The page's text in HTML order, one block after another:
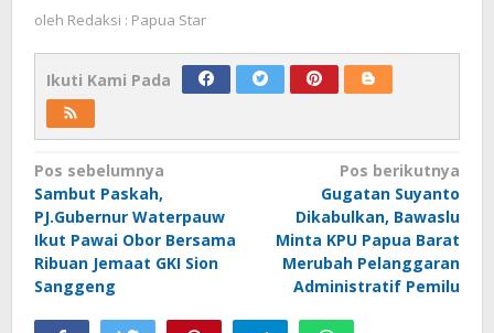
oleh Redaksi : Papua Star
Ikuti Kami Pada
Navigasi
pos
Pos sebelumnya
Sambut Paskah,
PJ.Gubernur Waterpauw
Ikut Pawai Obor Bersama
Ribuan Jemaat GKI Sion
Sanggeng
Pos berikutnya
Gugatan Suyanto
Dikabulkan, Bawaslu
Minta KPU Papua Barat
Merubah Pelanggaran
Administratif Pemilu